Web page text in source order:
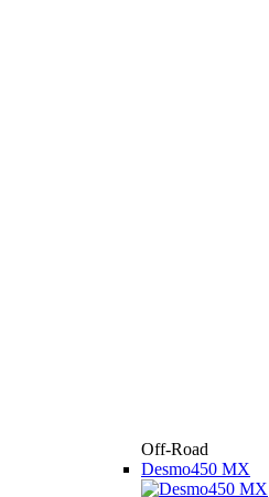
Off-Road
Desmo450 MX